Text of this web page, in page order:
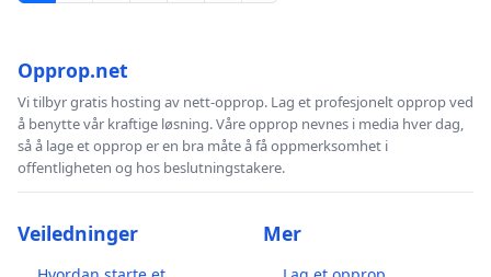
Opprop.net
Vi tilbyr gratis hosting av nett-opprop. Lag et profesjonelt opprop ved
å benytte vår kraftige løsning. Våre opprop nevnes i media hver dag,
så å lage et opprop er en bra måte å få oppmerksomhet i
offentligheten og hos beslutningstakere.
Veiledninger Mer